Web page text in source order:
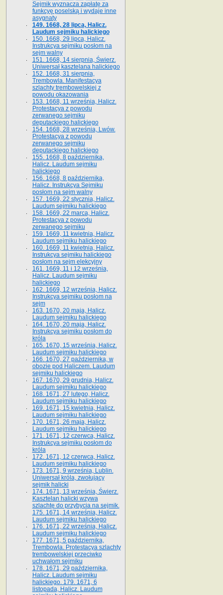
Sejmik wyznacza zapłatę za
funkcyę poselską i wydaje inne
asygnaty
149. 1668, 28 lipca, Halicz.
Laudum sejmiku halickiego
150. 1668, 29 lipca, Halicz.
Instrukcya sejmiku posłom na
sejm walny
151. 1668, 14 sierpnia, Świerz.
Uniwersał kasztelana halickiego
152. 1668, 31 sierpnia,
Trembowla. Manifestacya
szlachty trembowelskiej z
powodu okazowania
153. 1668, 11 września, Halicz.
Protestacya z powodu
zerwanego sejmiku
deputackiego halickiego
154. 1668, 28 września, Lwów.
Protestacya z powodu
zerwanego sejmiku
deputackiego halickiego
155. 1668, 8 października,
Halicz. Laudum sejmiku
halickiego
156. 1668, 8 października,
Halicz. Instrukcya Sejmiku
posłom na sejm walny
157. 1669, 22 stycznia, Halicz.
Laudum sejmiku halickiego
158. 1669, 22 marca, Halicz.
Protestacya z powodu
zerwanego sejmiku
159. 1669, 11 kwietnia, Halicz.
Laudum sejmiku halickiego
160. 1669, 11 kwietnia, Halicz.
Instrukcya sejmiku halickiego
posłom na sejm elekcyjny
161. 1669, 11 i 12 września,
Halicz. Laudum sejmiku
halickiego
162. 1669, 12 września, Halicz.
Instrukcya sejmiku posłom na
sejm
163. 1670, 20 maja, Halicz.
Laudum sejmiku halickiego
164. 1670, 20 maja, Halicz.
Instrukcya sejmiku posłom do
króla
165. 1670, 15 września, Halicz.
Laudum sejmiku halickiego
166. 1670, 27 października, w
obozie pod Haliczem. Laudum
sejmiku halickiego
167. 1670, 29 grudnia, Halicz.
Laudum sejmiku halickiego
168. 1671, 27 lutego, Halicz.
Laudum sejmiku halickiego
169. 1671, 15 kwietnia, Halicz.
Laudum sejmiku halickiego
170. 1671, 26 maja, Halicz.
Laudum sejmiku halickiego
171. 1671, 12 czerwca, Halicz.
Instrukcya sejmiku posłom do
króla
172. 1671, 12 czerwca, Halicz.
Laudum sejmiku halickiego
173. 1671, 9 września, Lublin.
Uniwersał króla, zwołujący
sejmik halicki
174. 1671, 13 września, Świerz.
Kasztelan halicki wzywa
szlachtę do przybycia na sejmik.
175. 1671, 14 września, Halicz.
Laudum sejmiku halickiego
176. 1671, 22 września, Halicz.
Laudum sejmiku halickiego
177. 1671, 5 października,
Trembowla. Protestacya szlachty
trembowelskiej przeciwko
uchwałom sejmiku
178. 1671, 29 października,
Halicz. Laudum sejmiku
halickiego. 179. 1671, 6
listopada, Halicz. Laudum